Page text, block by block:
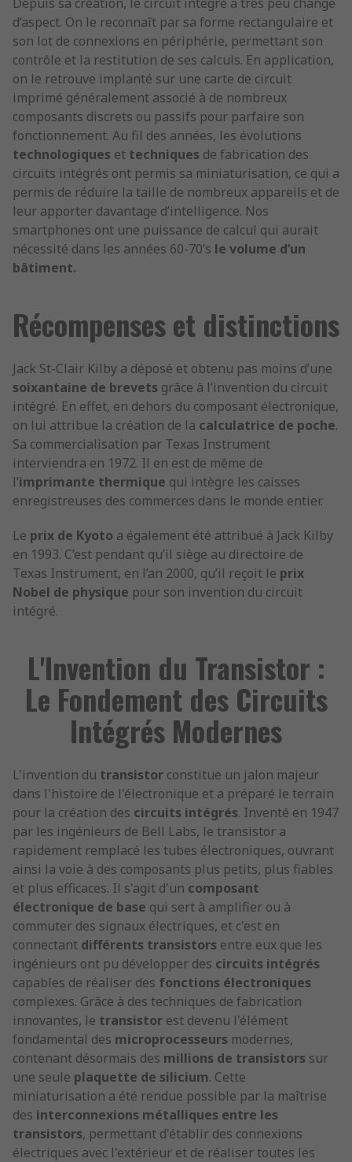
d’aspect. On le reconnaît par sa forme rectangulaire et
son lot de connexions en périphérie, permettant son
contrôle et la restitution de ses calculs. En application,
on le retrouve implanté sur une carte de circuit
imprimé généralement associé à de nombreux
composants discrets ou passifs pour parfaire son
fonctionnement. Au fil des années, les évolutions
technologiques et techniques de fabrication des
circuits intégrés ont permis sa miniaturisation, ce qui a
permis de réduire la taille de nombreux appareils et de
leur apporter davantage d’intelligence. Nos
smartphones ont une puissance de calcul qui aurait
nécessité dans les années 60-70’s le volume d’un
bâtiment.
Récompenses et distinctions
Jack St-Clair Kilby a déposé et obtenu pas moins d’une
soixantaine de brevets grâce à l’invention du circuit
intégré. En effet, en dehors du composant électronique,
on lui attribue la création de la calculatrice de poche.
Sa commercialisation par Texas Instrument
interviendra en 1972. Il en est de même de
l’imprimante thermique qui intègre les caisses
enregistreuses des commerces dans le monde entier.
Le prix de Kyoto a également été attribué à Jack Kilby
en 1993. C’est pendant qu’il siège au directoire de
Texas Instrument, en l’an 2000, qu’il reçoit le prix
Nobel de physique pour son invention du circuit
intégré.
L'Invention du Transistor :
Le Fondement des Circuits
Intégrés Modernes
L'invention du transistor constitue un jalon majeur
dans l'histoire de l'électronique et a préparé le terrain
pour la création des circuits intégrés. Inventé en 1947
par les ingénieurs de Bell Labs, le transistor a
rapidement remplacé les tubes électroniques, ouvrant
ainsi la voie à des composants plus petits, plus fiables
et plus efficaces. Il s'agit d'un composant
électronique de base qui sert à amplifier ou à
commuter des signaux électriques, et c'est en
connectant différents transistors entre eux que les
ingénieurs ont pu développer des circuits intégrés
capables de réaliser des fonctions électroniques
complexes. Grâce à des techniques de fabrication
innovantes, le transistor est devenu l'élément
fondamental des microprocesseurs modernes,
contenant désormais des millions de transistors sur
une seule plaquette de silicium. Cette
miniaturisation a été rendue possible par la maîtrise
des interconnexions métalliques entre les
transistors, permettant d'établir des connexions
électriques avec l'extérieur et de réaliser toutes les